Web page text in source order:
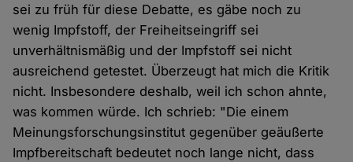
sei zu früh für diese Debatte, es gäbe noch zu
wenig Impfstoff, der Freiheitseingriff sei
unverhältnismäßig und der Impfstoff sei nicht
ausreichend getestet. Überzeugt hat mich die Kritik
nicht. Insbesondere deshalb, weil ich schon ahnte,
was kommen würde. Ich schrieb: "Die einem
Meinungsforschungsinstitut gegenüber geäußerte
Impfbereitschaft bedeutet noch lange nicht, dass